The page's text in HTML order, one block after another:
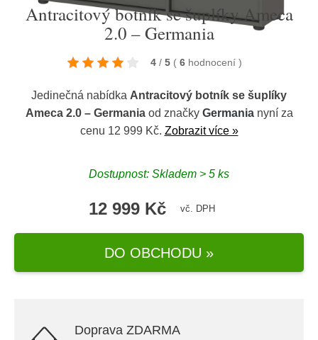
Antracitový botník se šuplíky Ameca
2.0 – Germania
4 / 5 ( 6 hodnocení )
Jedinečná nabídka Antracitový botník se šuplíky
Ameca 2.0 – Germaniaod značky Germanianyní za
cenu 12 999 Kč. Zobrazit více »
Dostupnost: Skladem > 5 ks
12 999 Kč vč. DPH
DO OBCHODU »
Doprava ZDARMA